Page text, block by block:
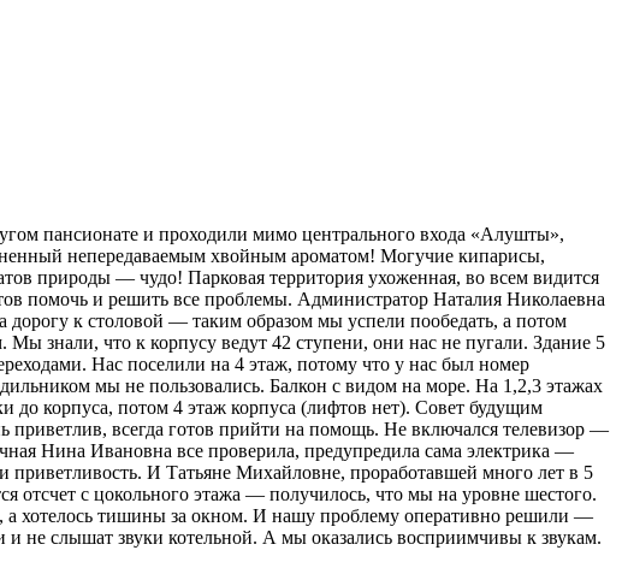
пансионате и проходили мимо центрального входа «Алушты»,
непередаваемым хвойным ароматом! Могучие кипарисы,
природы — чудо! Парковая территория ухоженная, во всем видится
помочь и решить все проблемы. Администратор Наталия Николаевна
к столовой — таким образом мы успели пообедать, а потом
знали, что к корпусу ведут 42 ступени, они нас не пугали. Здание 5
Нас поселили на 4 этаж, потому что у нас был номер
мы не пользовались. Балкон с видом на море. На 1,2,3 этажах
корпуса, потом 4 этаж корпуса (лифтов нет). Совет будущим
всегда готов прийти на помощь. Не включался телевизор —
Нина Ивановна все проверила, предупредила сама электрика —
И Татьяне Михайловне, проработавшей много лет в 5
отсчет с цокольного этажа — получилось, что мы на уровне шестого.
а хотелось тишины за окном. И нашу проблему оперативно решили —
не слышат звуки котельной. А мы оказались восприимчивы к звукам.